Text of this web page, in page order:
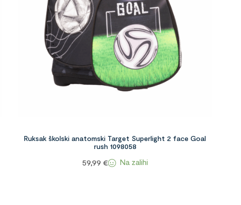
Ruksak školski anatomski Target Superlight 2 face Goal
rush 1098058
59,99 € Na zalihi